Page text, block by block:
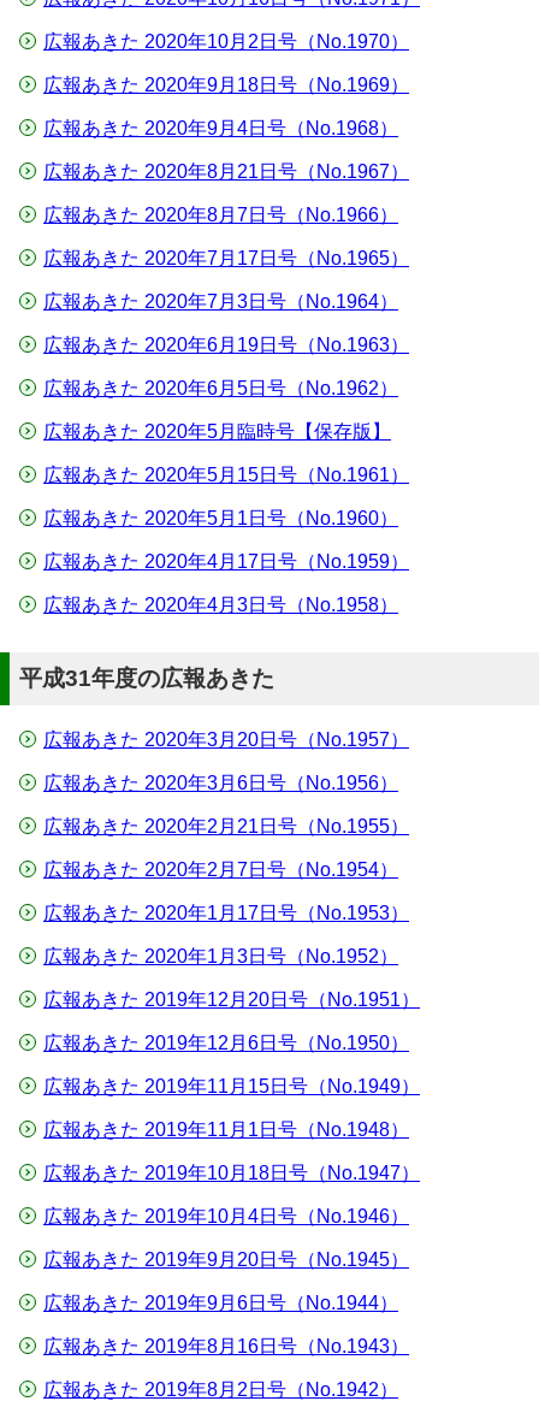
広報あきた 2020年10月2日号（No.1970）
広報あきた 2020年9月18日号（No.1969）
広報あきた 2020年9月4日号（No.1968）
広報あきた 2020年8月21日号（No.1967）
広報あきた 2020年8月7日号（No.1966）
広報あきた 2020年7月17日号（No.1965）
広報あきた 2020年7月3日号（No.1964）
広報あきた 2020年6月19日号（No.1963）
広報あきた 2020年6月5日号（No.1962）
広報あきた 2020年5月臨時号【保存版】
広報あきた 2020年5月15日号（No.1961）
広報あきた 2020年5月1日号（No.1960）
広報あきた 2020年4月17日号（No.1959）
広報あきた 2020年4月3日号（No.1958）
平成31年度の広報あきた
広報あきた 2020年3月20日号（No.1957）
広報あきた 2020年3月6日号（No.1956）
広報あきた 2020年2月21日号（No.1955）
広報あきた 2020年2月7日号（No.1954）
広報あきた 2020年1月17日号（No.1953）
広報あきた 2020年1月3日号（No.1952）
広報あきた 2019年12月20日号（No.1951）
広報あきた 2019年12月6日号（No.1950）
広報あきた 2019年11月15日号（No.1949）
広報あきた 2019年11月1日号（No.1948）
広報あきた 2019年10月18日号（No.1947）
広報あきた 2019年10月4日号（No.1946）
広報あきた 2019年9月20日号（No.1945）
広報あきた 2019年9月6日号（No.1944）
広報あきた 2019年8月16日号（No.1943）
広報あきた 2019年8月2日号（No.1942）